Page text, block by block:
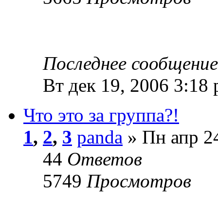
Последнее
Вт дек 19, 2006 3:18
Что это за группа?!
1, 2, 3 panda » Пн апр
44 Ответов
5749 Просмотров